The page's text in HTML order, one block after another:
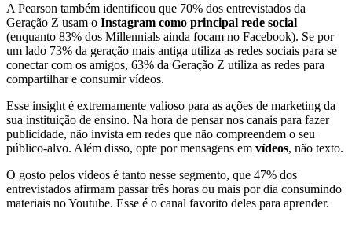
A Pearson também identificou que 70% dos entrevistados da
Geração Z usam o Instagram como principal rede social
(enquanto 83% dos Millennials ainda focam no Facebook). Se por
um lado 73% da geração mais antiga utiliza as redes sociais para se
conectar com os amigos, 63% da Geração Z utiliza as redes para
compartilhar e consumir vídeos.
Esse insight é extremamente valioso para as ações de marketing da
sua instituição de ensino. Na hora de pensar nos canais para fazer
publicidade, não invista em redes que não compreendem o seu
público-alvo. Além disso, opte por mensagens em vídeos, não texto.
O gosto pelos vídeos é tanto nesse segmento, que 47% dos
entrevistados afirmam passar três horas ou mais por dia consumindo
materiais no Youtube. Esse é o canal favorito deles para aprender.